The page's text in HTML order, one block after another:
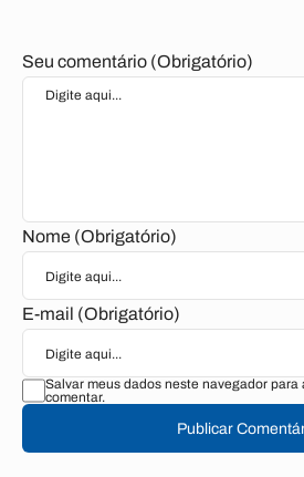
Seu comentário (Obrigatório)
Nome (Obrigatório)
E-mail (Obrigatório)
Salvar meus dados neste navegador para
comentar.
Publicar